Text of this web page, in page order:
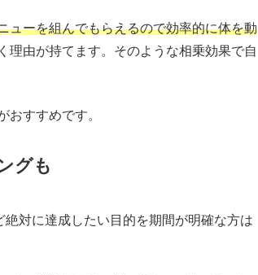
ューを組んでもらえるので効率的に体を動
理由が持てます。そのような相乗効果で自
おすすめです。
グも
対に達成したい目的を期間が明確な方は